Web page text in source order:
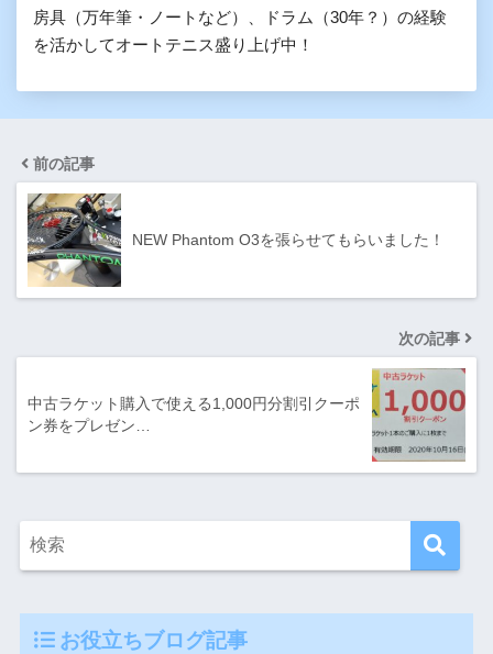
房具（万年筆・ノートなど）、ドラム（30年？）の経験
を活かしてオートテニス盛り上げ中！
前の記事
NEW Phantom O3を張らせてもらいました！
次の記事
中古ラケット購入で使える1,000円分割引クーポ
ン券をプレゼン…
お役立ちブログ記事